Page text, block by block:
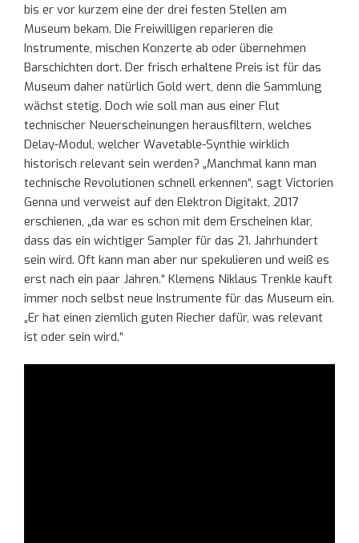
bis er vor kurzem eine der drei festen Stellen am
Museum bekam. Die Freiwilligen reparieren die
Instrumente, mischen Konzerte ab oder übernehmen
Barschichten dort. Der frisch erhaltene Preis ist für das
Museum daher natürlich Gold wert, denn die Sammlung
wächst stetig. Doch wie soll man aus einer Flut
technischer Neuerscheinungen herausfiltern, welches
Delay-Modul, welcher Wavetable-Synthie wirklich
historisch relevant sein werden? „Manchmal kann man
technische Revolutionen schnell erkennen“, sagt Victorien
Genna und verweist auf den Elektron Digitakt, 2017
erschienen, „da war es schon mit dem Erscheinen klar,
dass das ein wichtiger Sampler für das 21. Jahrhundert
sein wird. Oft kann man aber nur spekulieren und weiß es
erst nach ein paar Jahren.“ Klemens Niklaus Trenkle kauft
immer noch selbst neue Instrumente für das Museum ein.
„Er hat einen ziemlich guten Riecher dafür, was relevant
ist oder sein wird.“